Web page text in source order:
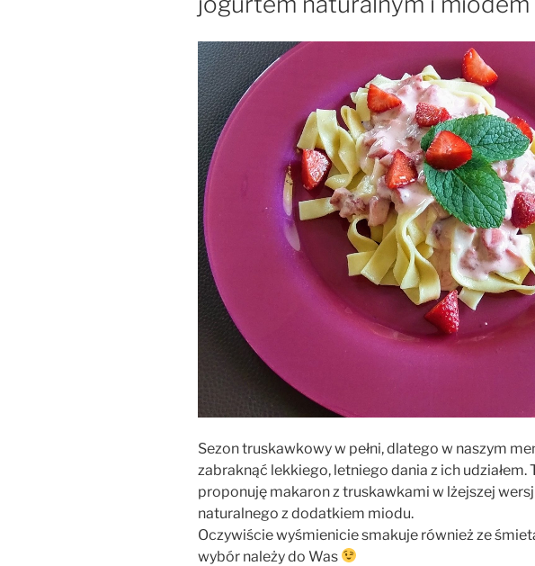
Sezon truskawkowy w pełni, dlatego w naszym
zabraknąć lekkiego, letniego dania z ich udziałem.
proponuję makaron z truskawkami w lżejszej
naturalnego z dodatkiem miodu.
Oczywiście wyśmienicie smakuje również ze
wybór należy do Was